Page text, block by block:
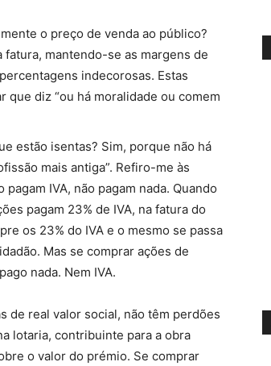
o preço de venda ao público?
mantendo-se as margens de
indecorosas. Estas
diz “ou há moralidade ou comem
estão isentas? Sim, porque não há
mais antiga”. Refiro-me às
IVA, não pagam nada. Quando
pagam 23% de IVA, na fatura do
os 23% do IVA e o mesmo se passa
Mas se comprar ações de
nada. Nem IVA.
de real valor social, não têm perdões
lotaria, contribuinte para a obra
o valor do prémio. Se comprar